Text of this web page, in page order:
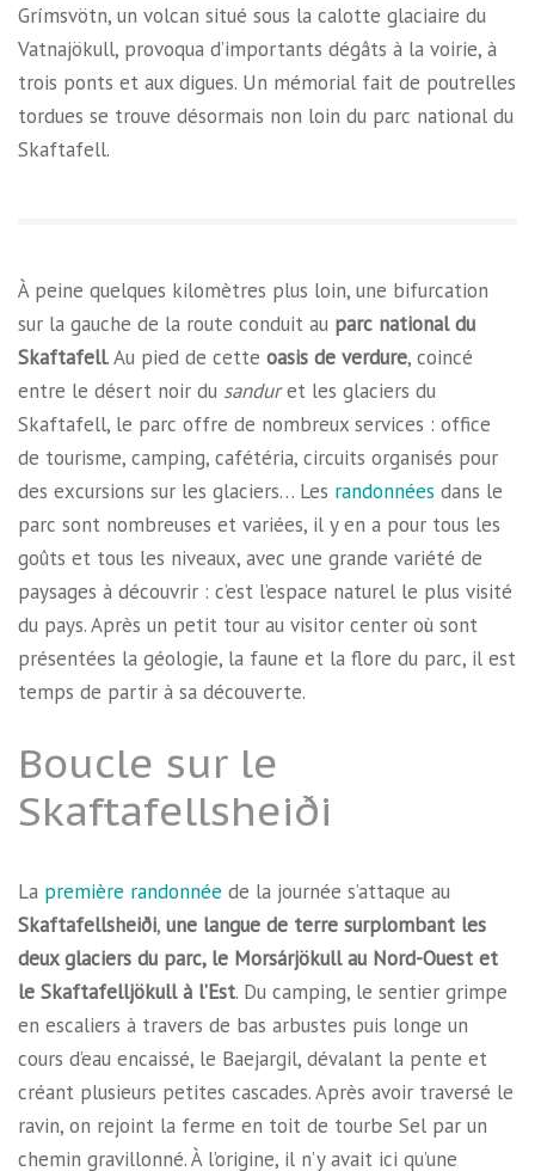
Grímsvötn, un volcan situé sous la calotte glaciaire du
Vatnajökull, provoqua d’importants dégâts à la voirie, à
trois ponts et aux digues. Un mémorial fait de poutrelles
tordues se trouve désormais non loin du parc national du
Skaftafell.
À peine quelques kilomètres plus loin, une bifurcation
sur la gauche de la route conduit au parc national du
Skaftafell. Au pied de cette oasis de verdure, coincé
entre le désert noir du sanduret les glaciers du
Skaftafell, le parc offre de nombreux services : office
de tourisme, camping, cafétéria, circuits organisés pour
des excursions sur les glaciers… Les randonnées dans le
parc sont nombreuses et variées, il y en a pour tous les
goûts et tous les niveaux, avec une grande variété de
paysages à découvrir : c’est l’espace naturel le plus visité
du pays. Après un petit tour au visitor center où sont
présentées la géologie, la faune et la flore du parc, il est
temps de partir à sa découverte.
Boucle sur le
Skaftafellsheiði
La première randonnée de la journée s’attaque au
Skaftafellsheiði, une langue de terre surplombant les
deux glaciers du parc, le Morsárjökull au Nord-Ouest et
le Skaftafelljökull à l’Est. Du camping, le sentier grimpe
en escaliers à travers de bas arbustes puis longe un
cours d’eau encaissé, le Baejargil, dévalant la pente et
créant plusieurs petites cascades. Après avoir traversé le
ravin, on rejoint la ferme en toit de tourbe Sel par un
chemin gravillonné. À l’origine, il n’y avait ici qu’une